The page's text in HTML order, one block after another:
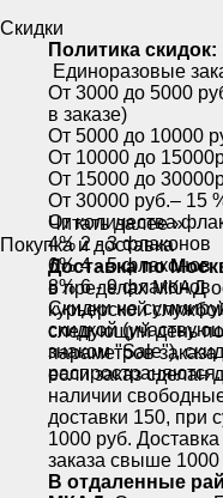
Скидки
Политика скидок:
Единоразовые
От 3000 до 5000
в заказе)
От 5000 до 10000
От 10000 до
От 15000 до
От 30000 руб.– 15
От количества
4% 2 - 3 флаконов
6% 4 - 5 флаконов
8% 6 - 9 флаконов
Скидки не
скидкой
знаком "Sale"),
распространяются.
Читать далее »
Покупка и доставка
Доставка по
в пределах МКАД
курьерской
следующий день
параметров
если заказ сделан
наличии
доставки 150, при
1000 руб.
заказа свыше 1000
В отдаленные